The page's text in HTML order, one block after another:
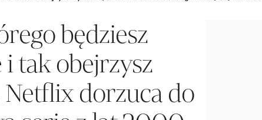
będziesz
i tak obejrzysz
Netflix dorzuca do